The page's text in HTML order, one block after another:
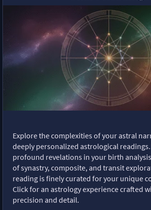
Explore the complexities of your astral
deeply personalized astrological
profound revelations in your birth
of synastry, composite, and transit
reading is finely curated for your unique
Click for an astrology experience crafted
precision and detail.